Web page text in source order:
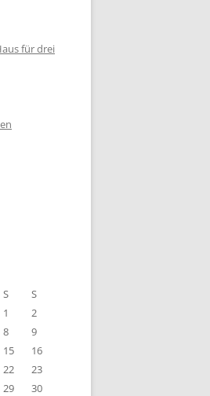
für drei
S
S
1
2
8
9
15
16
22
23
29
30